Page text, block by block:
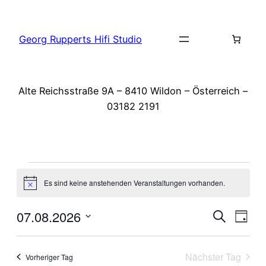
Georg Rupperts Hifi Studio
Alte Reichsstraße 9A – 8410 Wildon – Österreich –
03182 2191
Veranstaltungen
7.
August
HinweisEs sind keine anstehenden Veranstaltungen vorhanden.
SucheTag
07.08.2026
Datum
Vorheriger Tag Nächster Tag